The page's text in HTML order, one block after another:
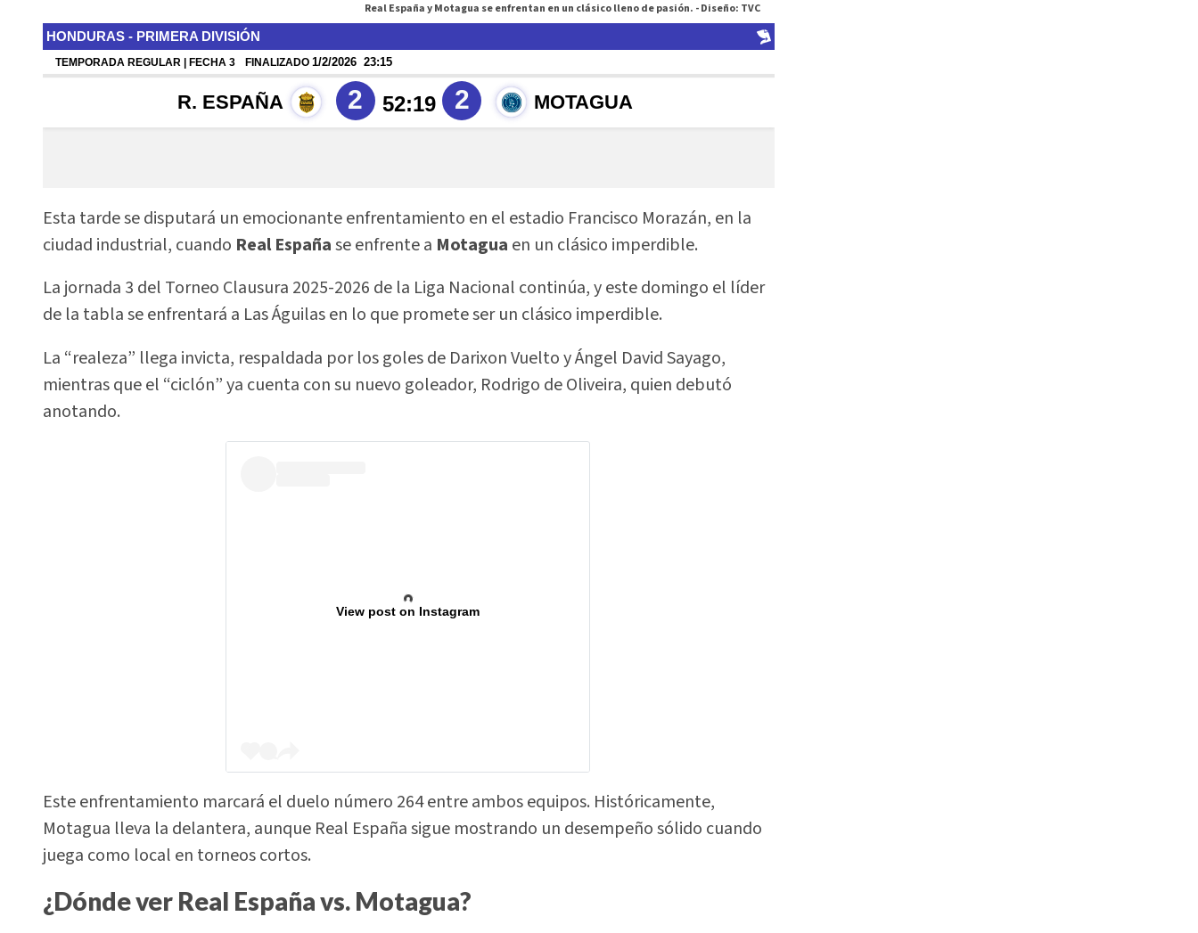
Real España y Motagua se enfrentan en un clásico lleno de pasión. -Diseño: TVC
Esta tarde se disputará un emocionante enfrentamiento en el estadio Francisco Morazán, en la
ciudad industrial, cuando Real Españase enfrente a Motagua en un clásico imperdible.
La jornada 3 del Torneo Clausura 2025-2026 de la Liga Nacional continúa, y este domingo el líder
de la tabla se enfrentará a Las Águilas en lo que promete ser un clásico imperdible.
La “realeza” llega invicta, respaldada por los goles de Darixon Vuelto y Ángel David Sayago,
mientras que el “ciclón” ya cuenta con su nuevo goleador, Rodrigo de Oliveira, quien debutó
anotando.
View post on Instagram
Este enfrentamiento marcará el duelo número 264 entre ambos equipos. Históricamente,
Motagua lleva la delantera, aunque Real España sigue mostrando un desempeño sólido cuando
juega como local en torneos cortos.
¿Dónde ver Real España vs. Motagua?